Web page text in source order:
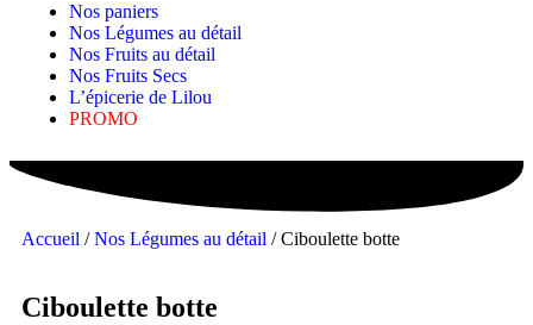
Nos paniers
Nos Légumes au détail
Nos Fruits au détail
Nos Fruits Secs
L’épicerie de Lilou
PROMO
Accueil /Nos Légumes au détail / Ciboulette botte
Ciboulette botte